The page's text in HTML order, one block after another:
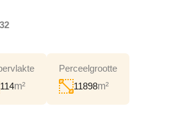
114m²
Perceelgrootte
11898m²